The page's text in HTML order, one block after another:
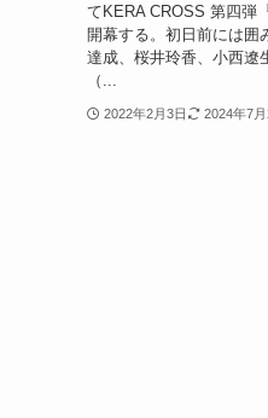
てKERA CROSS 第四弾
開幕する。初日前には囲
達成、桜井玲香、小西遼
（...
2022年2月3日 2024年7月